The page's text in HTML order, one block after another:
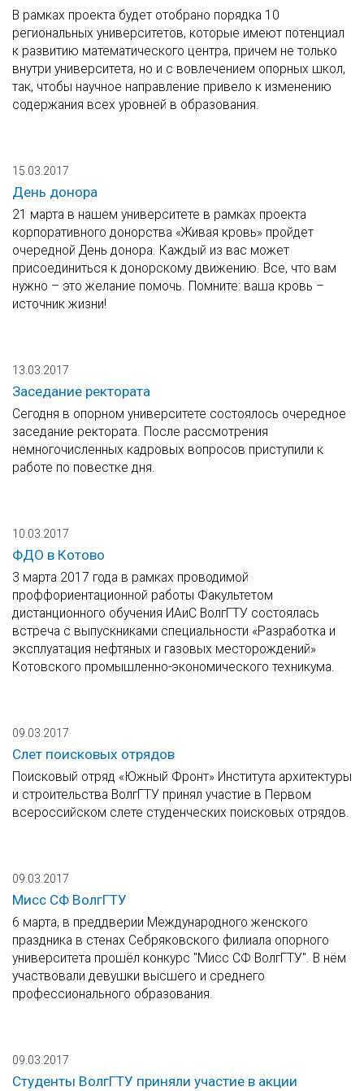
В рамках проекта будет отобрано порядка 10
региональных университетов, которые имеют потенциал
к развитию математического центра, причем не только
внутри университета, но и с вовлечением опорных школ,
так, чтобы научное направление привело к изменению
содержания всех уровней в образования.
15.03.2017
День донора
21 марта в нашем университете в рамках проекта
корпоративного донорства «Живая кровь» пройдет
очередной День донора. Каждый из вас может
присоединиться к донорскому движению. Все, что вам
нужно – это желание помочь. Помните: ваша кровь –
источник жизни!
13.03.2017
Заседание ректората
Сегодня в опорном университете состоялось очередное
заседание ректората. После рассмотрения
немногочисленных кадровых вопросов приступили к
работе по повестке дня.
10.03.2017
ФДО в Котово
3 марта 2017 года в рамках проводимой
проффориентационной работы Факультетом
дистанционного обучения ИАиС ВолгГТУ состоялась
встреча с выпускниками специальности «Разработка и
эксплуатация нефтяных и газовых месторождений»
Котовского промышленно-экономического техникума.
09.03.2017
Слет поисковых отрядов
Поисковый отряд «Южный Фронт» Института архитектуры
и строительства ВолгГТУ принял участие в Первом
всероссийском слете студенческих поисковых отрядов.
09.03.2017
Мисс СФ ВолгГТУ
6 марта, в преддверии Международного женского
праздника в стенах Себряковского филиала опорного
университета прошёл конкурс "Мисс СФ ВолгГТУ". В нём
участвовали девушки высшего и среднего
профессионального образования.
09.03.2017
Студенты ВолгГТУ приняли участие в акции